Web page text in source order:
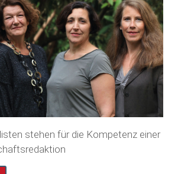
stehen für die Kompetenz einer